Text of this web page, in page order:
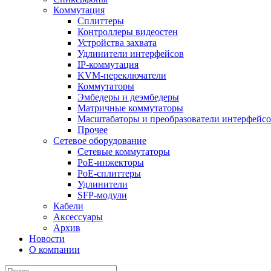
Коммутация
Сплиттеры
Контроллеры видеостен
Устройства захвата
Удлинители интерфейсов
IP-коммутация
KVM-переключатели
Коммутаторы
Эмбедеры и деэмбедеры
Матричные коммутаторы
Масштабаторы и преобразователи
Прочее
Сетевое оборудование
Сетевые коммутаторы
PoE-инжекторы
PoE-сплиттеры
Удлинители
SFP-модули
Кабели
Аксессуары
Архив
Новости
О компании